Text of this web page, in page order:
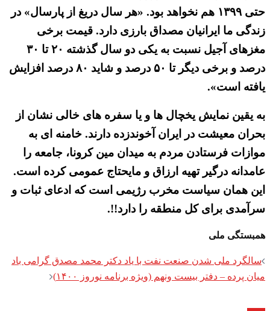
حتی ۱۳۹۹ هم نخواهد بود. «هر سال دریغ از پارسال» در
زندگی ما ایرانیان مصداق بارزی دارد. قیمت برخی
مغزهای آجیل نسبت به یکی دو سال گذشته ۲۰ تا ۳۰
درصد و برخی دیگر تا ۵۰ درصد و شاید ۸۰ درصد افزایش
یافته است».
به یقین نمایش یخچال ها و یا سفره های خالی نشان از
بحران معیشت در ایران آخوندزده دارند. خامنه ای به
موازات فرستادن مردم به میدان مین کرونا، جامعه را
عامدانه درگیر تهیه ارزاق و مایحتاج عمومی کرده است.
این همان سیاست مخرب رژیمی است که ادعای ثبات و
سرآمدی برای کل منطقه را دارد!!.
همبستگی ملی
Post
navigation
سالگرد ملی شدن صنعت نفت با یاد دکتر محمد مصدق گرامی باد
میان پرده – دفتر بیست ونهم (ویژه برنامه نوروز ۱۴۰۰)